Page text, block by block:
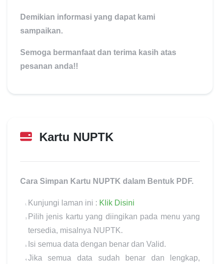
Demikian informasi yang dapat kami
sampaikan.
Semoga bermanfaat dan terima kasih atas
pesanan anda!!
Kartu NUPTK
Cara Simpan Kartu NUPTK dalam Bentuk PDF.
Kunjungi laman ini : Klik Disini
Pilih jenis kartu yang diingikan pada menu yang
tersedia, misalnya NUPTK.
Isi semua data dengan benar dan Valid.
Jika semua data sudah benar dan lengkap,